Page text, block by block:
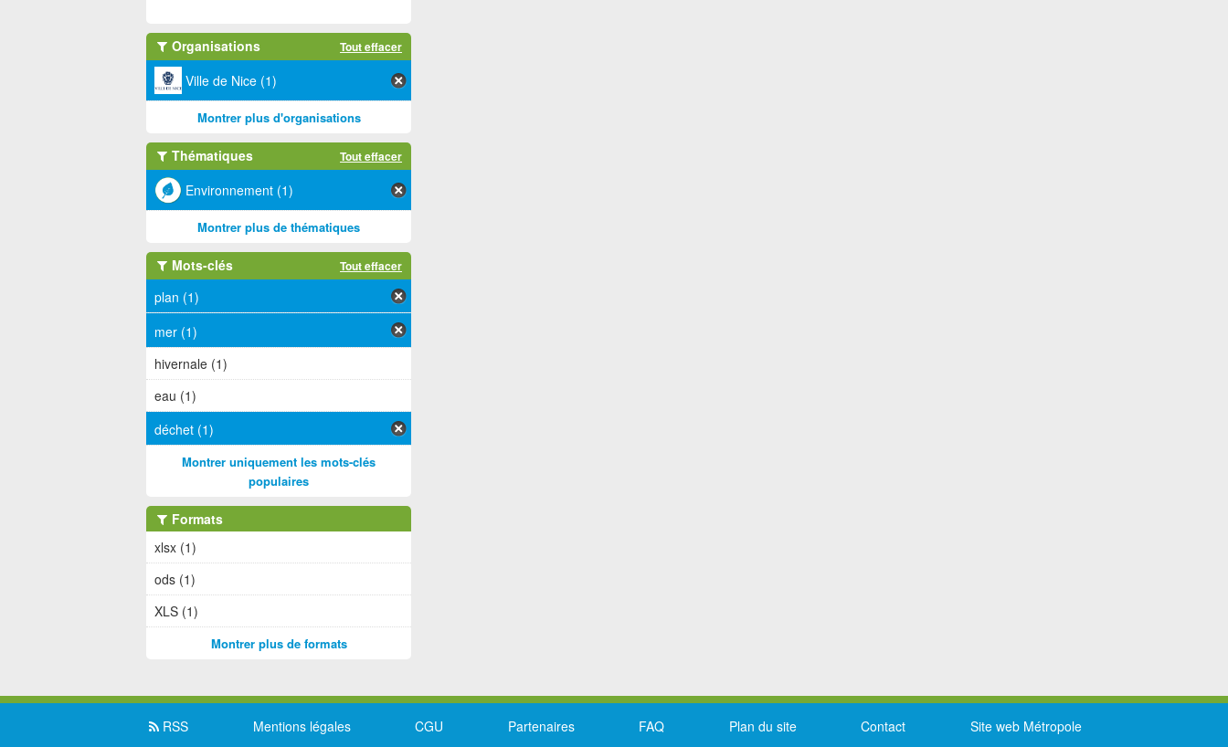
Organisations Tout effacer
Ville de Nice (1)
Montrer plus d'organisations
Thématiques Tout effacer
Environnement (1)
Montrer plus de thématiques
Mots-clés Tout effacer
plan (1)
mer (1)
hivernale (1)
eau (1)
déchet (1)
Montrer uniquement les mots-clés
populaires
Formats
xlsx (1)
ods (1)
XLS (1)
Montrer plus de formats
RSS Mentions légales CGU Partenaires FAQ Plan du site Contact Site web Métropole